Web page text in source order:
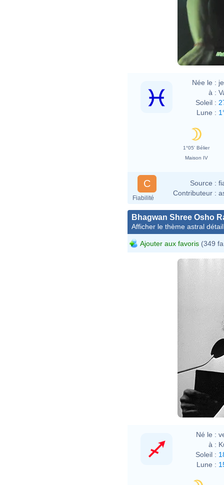
Née le :
à :
Soleil :
Lune :
1°05' Bélier
Maison IV
C
Fiabilité
Source :
Contributeur :
Bhagwan Shree Osho
Afficher le thème astral
Ajouter aux favoris (349
Né le :
à :
Soleil :
Lune :